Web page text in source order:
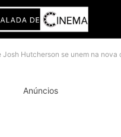
Hutcherson se unem na nova comédia
Anúncios